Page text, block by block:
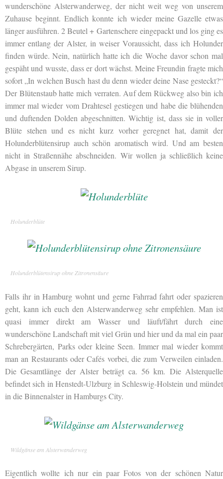
wunderschöne Alsterwanderweg, der nicht weit weg von unserem
Zuhause beginnt. Endlich konnte ich wieder meine Gazelle etwas
länger ausführen. 2 Beutel + Gartenschere eingepackt und los ging es
immer entlang der Alster, in weiser Voraussicht, dass ich Holunder
finden würde. Nein, natürlich hatte ich die Woche davor schon mal
gespäht und wusste, dass er dort wächst. Meine Freundin fragte mich
sofort „In welchen Busch hast du denn wieder deine Nase gesteckt?“
Der Blütenstaub hatte mich verraten. Auf dem Rückweg also bin ich
immer mal wieder vom Drahtesel gestiegen und habe die blühenden
und duftenden Dolden abgeschnitten. Wichtig ist, dass sie in voller
Blüte stehen und es nicht kurz vorher geregnet hat, damit der
Holunderblütensirup auch schön aromatisch wird. Und am besten
nicht in Straßennähe abschneiden. Wir wollen ja schließlich keine
Abgase in unserem Sirup.
Holunderblüte
Holunderblütensirup ohne Zitronensäure
Falls ihr in Hamburg wohnt und gerne Fahrrad fahrt oder spazieren
geht, kann ich euch den Alsterwanderweg sehr empfehlen. Man ist
quasi immer direkt am Wasser und läuft/fährt durch eine
wunderschöne Landschaft mit viel Grün und hier und da mal ein paar
Schrebergärten, Parks oder kleine Seen. Immer mal wieder kommt
man an Restaurants oder Cafés vorbei, die zum Verweilen einladen.
Die Gesamtlänge der Alster beträgt ca. 56 km. Die Alsterquelle
befindet sich in Henstedt-Ulzburg in Schleswig-Holstein und mündet
in die Binnenalster in Hamburgs City.
Wildgänse am Alsterwanderweg
Eigentlich wollte ich nur ein paar Fotos von der schönen Natur